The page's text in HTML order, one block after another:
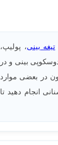
تیغه بینی، پولیپ،
بینی و در
در بعضی موارد
انجام دهید تا